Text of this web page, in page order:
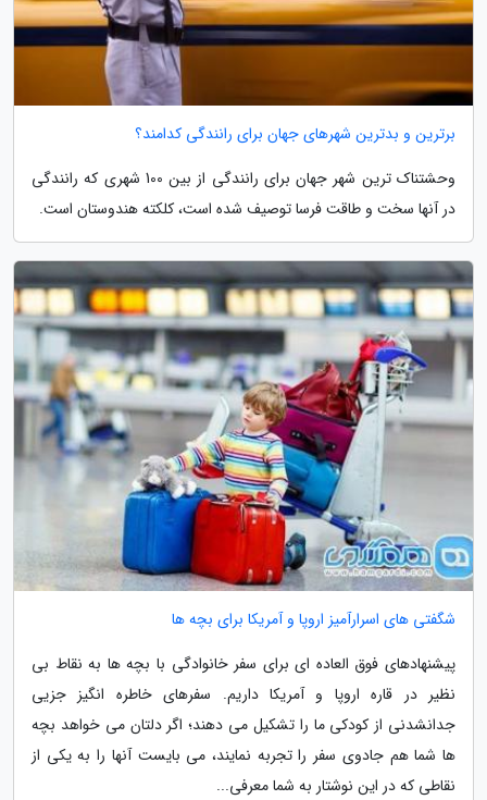
برترین و بدترین شهرهای جهان برای رانندگی کدامند؟
وحشتناک ترین شهر جهان برای رانندگی از بین 100 شهری که رانندگی
در آنها سخت و طاقت فرسا توصیف شده است، کلکته هندوستان است.
شگفتی های اسرارآمیز اروپا و آمریکا برای بچه ها
پیشنهادهای فوق العاده ای برای سفر خانوادگی با بچه ها به نقاط بی
نظیر در قاره اروپا و آمریکا داریم. سفرهای خاطره انگیز جزیی
جدانشدنی از کودکی ما را تشکیل می دهند؛ اگر دلتان می خواهد بچه
ها شما هم جادوی سفر را تجربه نمایند، می بایست آنها را به یکی از
نقاطی که در این نوشتار به شما معرفی...